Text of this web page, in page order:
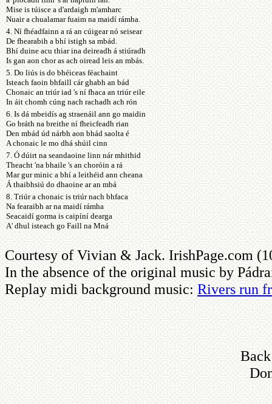
Mise is túisce a d'ardaigh m'amharc
Nuair a chualamar fuaim na maidí rámha.
4. Ní fhéadfainn a rá an cúigear nó seisear
De fhearabih a bhí istigh sa mbád.
Bhí duine acu thiar ina deireadh á stiúradh
Is gan aon chor as ach oiread leis an mbás.
5. Do liús is do bhéiceas féachaint
Isteach faoin bhfaill cár ghabh an bád
Chonaic an triúr iad 's ní fhaca an triúr eile
In áit chomh cúng nach rachadh ach rón
6. Is dá mbeidís ag straenáil ann go maidin
Go bráth na breithe ní fheicfeadh rian
Den mbád úd nárbh aon bhád saolta é
A chonaic le mo dhá shúil cinn
7. Ó dúirt na seandaoine linn nár mhithid
Theacht 'na bhaile 's an choróin a rá
Mar gur minic a bhí a leithéid ann cheana
Á thaibhsiú do dhaoine ar an mbá
8. Triúr a chonaic is triúr nach bhfaca
Na fearaibh ar na maidí rámha
Seacaidí gorma is caipíní dearga
A' dhul isteach go Faill na Mná
Courtesy of Vivian & Jack. IrishPage.com
In the absence of the original music by
Replay midi background music: Rivers run